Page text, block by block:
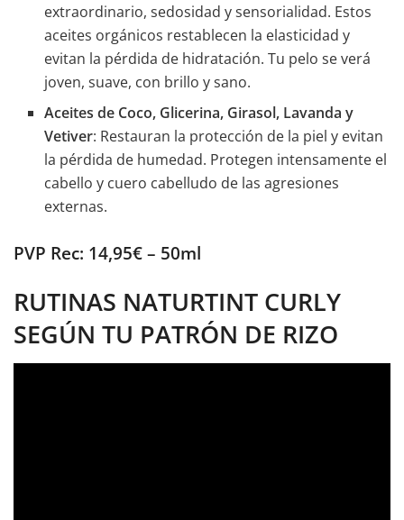
extraordinario, sedosidad y sensorialidad. Estos
aceites orgánicos restablecen la elasticidad y
evitan la pérdida de hidratación. Tu pelo se verá
joven, suave, con brillo y sano.
Aceites de Coco, Glicerina, Girasol, Lavanda y
Vetiver: Restauran la protección de la piel y evitan
la pérdida de humedad. Protegen intensamente el
cabello y cuero cabelludo de las agresiones
externas.
PVP Rec: 14,95€ – 50ml
RUTINAS NATURTINT CURLY
SEGÚN TU PATRÓN DE RIZO